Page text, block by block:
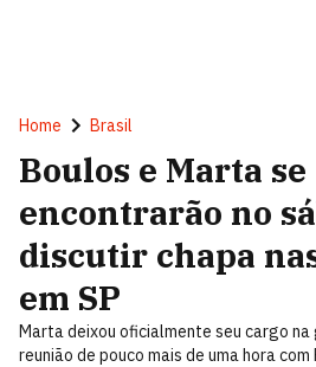
Home Brasil
Boulos e Marta se
encontrarão no
discutir chapa
em SP
Marta deixou oficialmente seu cargo
reunião de pouco mais de uma hora